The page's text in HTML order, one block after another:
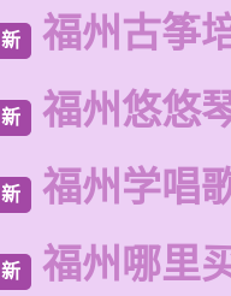
新 福州古筝
新 福州悠悠
新 福州学唱
新 福州哪里